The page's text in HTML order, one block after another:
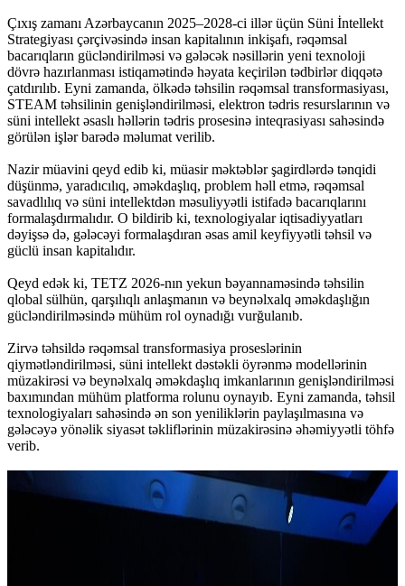
Çıxış zamanı Azərbaycanın 2025–2028-ci illər üçün Süni İntellekt
Strategiyası çərçivəsində insan kapitalının inkişafı, rəqəmsal
bacarıqların gücləndirilməsi və gələcək nəsillərin yeni texnoloji
dövrə hazırlanması istiqamətində həyata keçirilən tədbirlər diqqətə
çatdırılıb. Eyni zamanda, ölkədə təhsilin rəqəmsal transformasiyası,
STEAM təhsilinin genişləndirilməsi, elektron tədris resurslarının və
süni intellekt əsaslı həllərin tədris prosesinə inteqrasiyası sahəsində
görülən işlər barədə məlumat verilib.
Nazir müavini qeyd edib ki, müasir məktəblər şagirdlərdə tənqidi
düşünmə, yaradıcılıq, əməkdaşlıq, problem həll etmə, rəqəmsal
savadlılıq və süni intellektdən məsuliyyətli istifadə bacarıqlarını
formalaşdırmalıdır. O bildirib ki, texnologiyalar iqtisadiyyatları
dəyişsə də, gələcəyi formalaşdıran əsas amil keyfiyyətli təhsil və
güclü insan kapitalıdır.
Qeyd edək ki, TETZ 2026-nın yekun bəyannaməsində təhsilin
qlobal sülhün, qarşılıqlı anlaşmanın və beynəlxalq əməkdaşlığın
gücləndirilməsində mühüm rol oynadığı vurğulanıb.
Zirvə təhsildə rəqəmsal transformasiya proseslərinin
qiymətləndirilməsi, süni intellekt dəstəkli öyrənmə modellərinin
müzakirəsi və beynəlxalq əməkdaşlıq imkanlarının genişləndirilməsi
baxımından mühüm platforma rolunu oynayıb. Eyni zamanda, təhsil
texnologiyaları sahəsində ən son yeniliklərin paylaşılmasına və
gələcəyə yönəlik siyasət təkliflərinin müzakirəsinə əhəmiyyətli töhfə
verib.